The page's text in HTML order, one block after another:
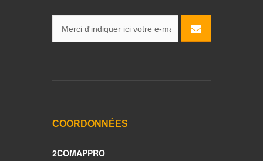
COORDONNÉES
2COMAPPRO